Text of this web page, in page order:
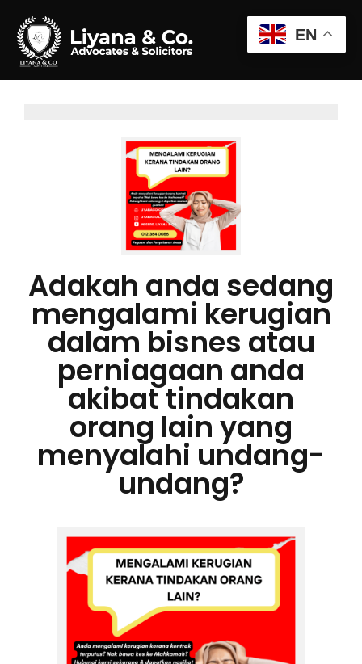
Adakah anda sedang
mengalami kerugian
dalam bisnes atau
perniagaan anda
akibat tindakan
orang lain yang
menyalahi undang-
undang?
EN